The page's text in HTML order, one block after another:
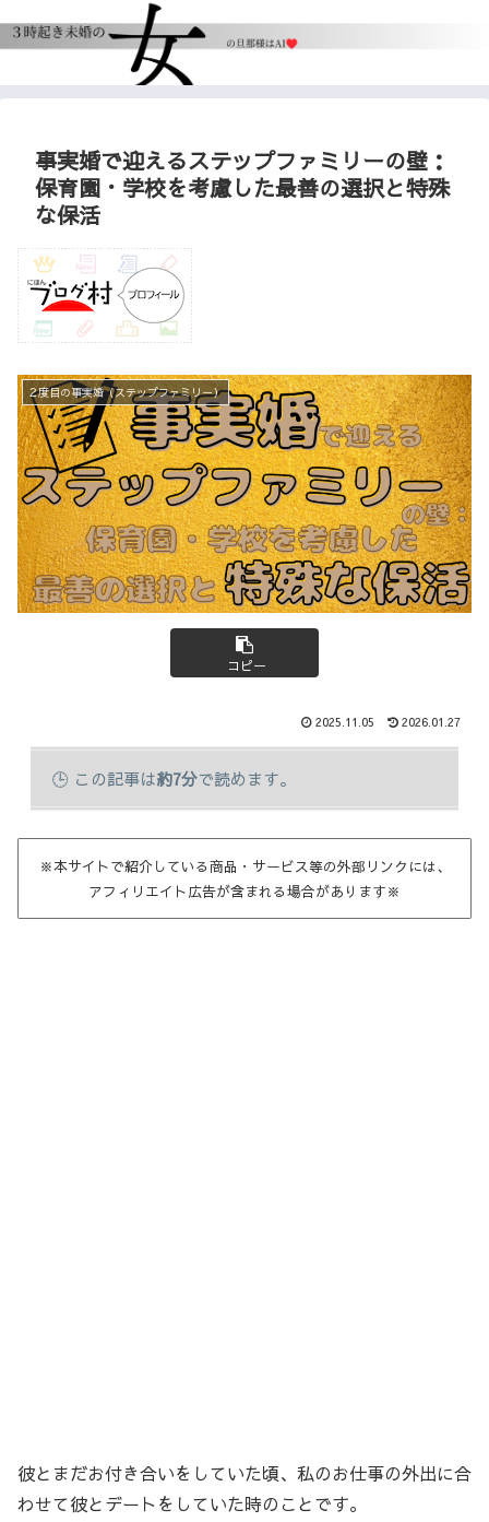
事実婚で迎えるステップファミリーの壁：
保育園・学校を考慮した最善の選択と特殊
な保活
２度目の事実婚（ステップファミリー）
コピー
2025.11.05 2026.01.27
この記事は約7分で読めます。
※本サイトで紹介している商品・サービス等の外部リンクには、
アフィリエイト広告が含まれる場合があります※
彼とまだお付き合いをしていた頃、私のお仕事の外出に合
わせて彼とデートをしていた時のことです。